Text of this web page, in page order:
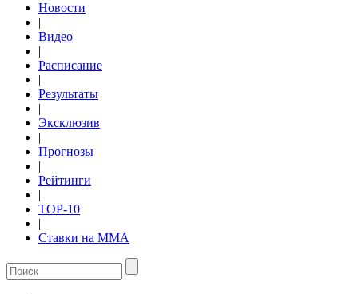
Новости
|
Видео
|
Расписание
|
Результаты
|
Эксклюзив
|
Прогнозы
|
Рейтинги
|
TOP-10
|
Ставки на ММА